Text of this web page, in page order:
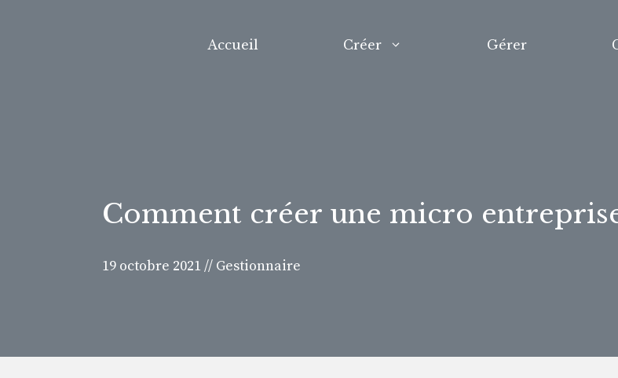
Accueil Créer Gérer
Comment créer une micro
19 octobre 2021// Gestionnaire